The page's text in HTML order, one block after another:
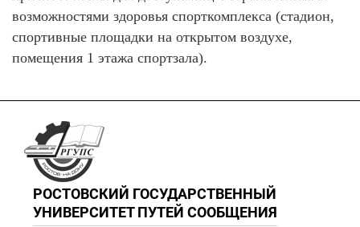
возможностями здоровья спорткомплекса (стадион,
спортивные площадки на открытом воздухе,
помещения 1 этажа спортзала).
РОСТОВСКИЙ ГОСУДАРСТВЕННЫЙ
УНИВЕРСИТЕТ ПУТЕЙ СООБЩЕНИЯ